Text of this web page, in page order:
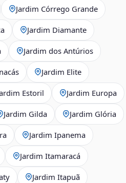
Jardim Córrego Grande
Jardim Diamante
Jardim dos Antúrios
Jardim Elite
Estoril Jardim Europa
Jardim Gilda Jardim Glória
Jardim Ipanema
Jardim Itamaracá
Jardim Itapuã